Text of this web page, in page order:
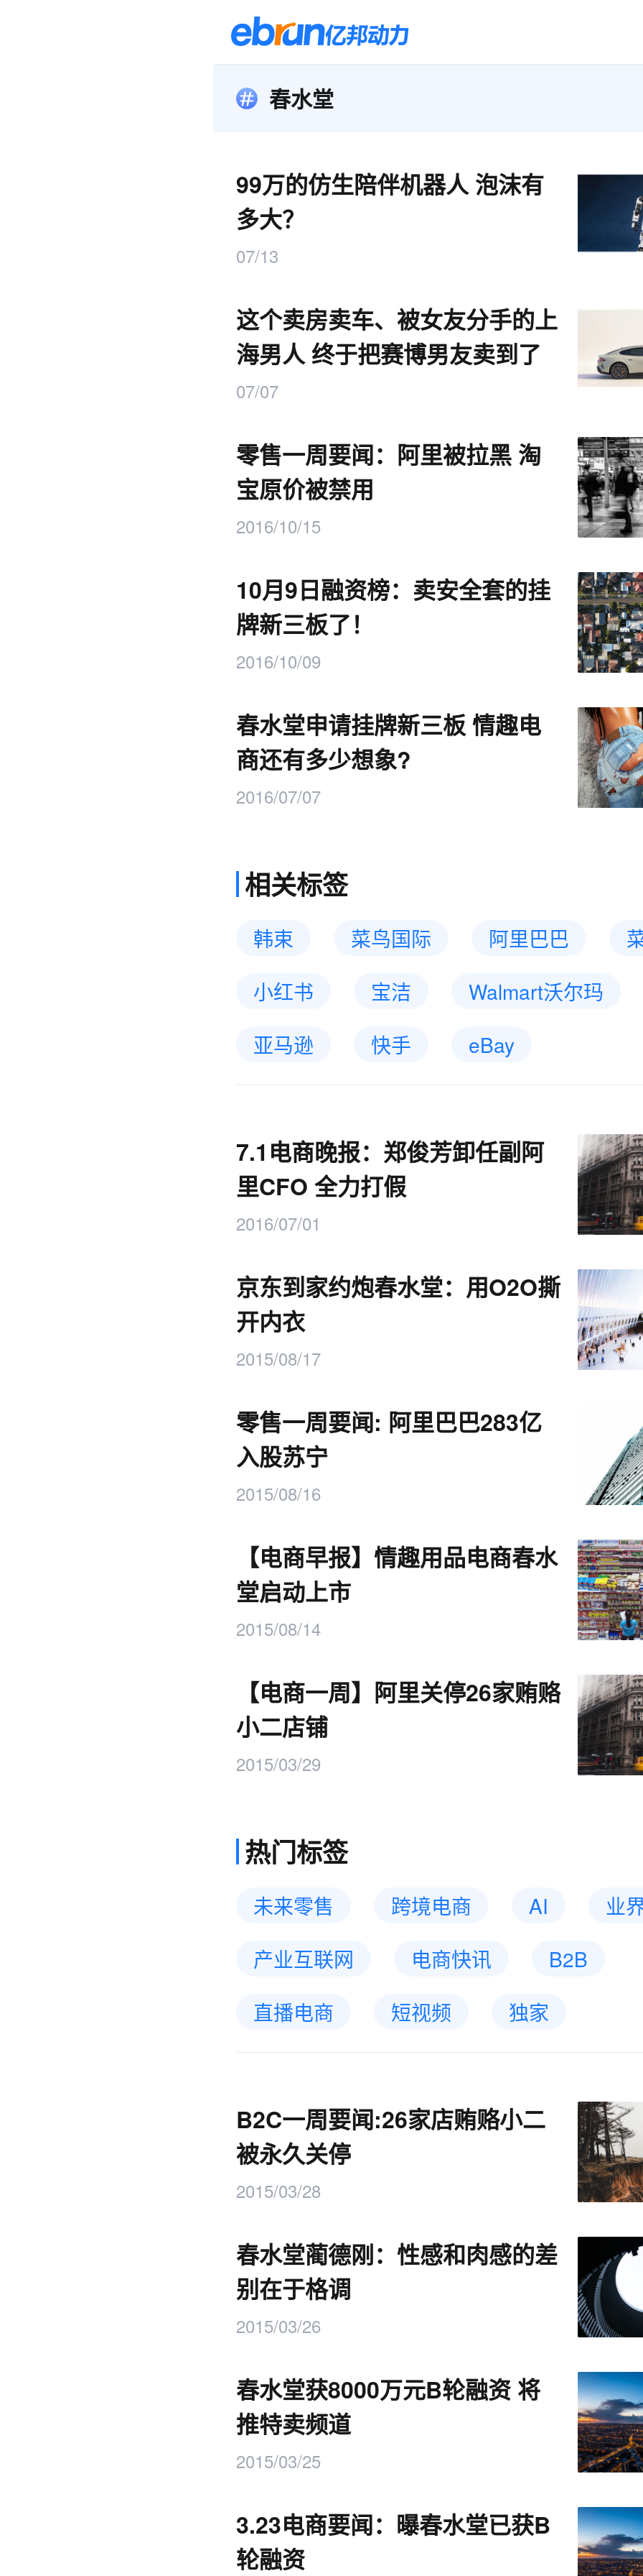
春水堂
99万的仿生陪伴机器人 泡沫有
多大？
07/13
这个卖房卖车、被女友分手的上
海男人 终于把赛博男友卖到了
99万
07/07
零售一周要闻：阿里被拉黑 淘
宝原价被禁用
2016/10/15
10月9日融资榜：卖安全套的挂
牌新三板了！
2016/10/09
春水堂申请挂牌新三板 情趣电
商还有多少想象?
2016/07/07
相关标签
韩束 菜鸟国际 阿里巴巴
小红书
宝洁
Walmart沃尔玛
亚马逊
快手 eBay
7.1电商晚报：郑俊芳卸任副阿
里CFO 全力打假
2016/07/01
京东到家约炮春水堂：用O2O撕
开内衣
2015/08/17
零售一周要闻: 阿里巴巴283亿
入股苏宁
2015/08/16
【电商早报】情趣用品电商春水
堂启动上市
2015/08/14
【电商一周】阿里关停26家贿赂
小二店铺
2015/03/29
热门标签
未来零售 跨境电商 AI
业
产业互联网
电商快讯
B2B
直播电商
短视频 独家
B2C一周要闻:26家店贿赂小二
被永久关停
2015/03/28
春水堂蔺德刚：性感和肉感的差
别在于格调
2015/03/26
春水堂获8000万元B轮融资 将
推特卖频道
2015/03/25
3.23电商要闻：曝春水堂已获B
轮融资